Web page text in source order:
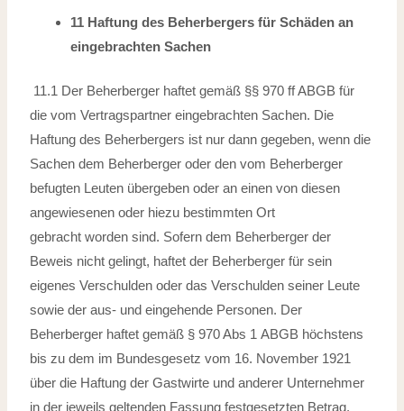
11 Haftung des Beherbergers für Schäden an
eingebrachten Sachen
11.1 Der Beherberger haftet gemäß §§ 970 ff ABGB für
die vom Vertragspartner eingebrachten Sachen. Die
Haftung des Beherbergers ist nur dann gegeben, wenndie
Sachen dem Beherberger oder den vom Beherberger
befugten Leuten übergebenoder an einen von diesen
angewiesenen oder hiezu bestimmten Ort
gebrachtworden sind. Sofern dem Beherberger der
Beweis nicht gelingt, haftet der Beherbergerfür sein
eigenes Verschulden oder das Verschulden seiner Leute
sowie deraus- und eingehende Personen. Der
Beherberger haftet gemäß § 970 Abs 1ABGB höchstens
bis zu dem im Bundesgesetz vom 16. November 1921
über die Haftung der Gastwirte und anderer Unternehmer
in der jeweils geltenden Fassungfestgesetzten Betrag.